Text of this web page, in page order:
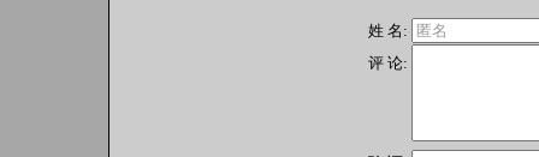
姓 名:
评 论: